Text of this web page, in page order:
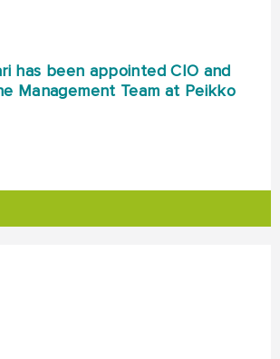
has been appointed CIO and
Management Team at Peikko